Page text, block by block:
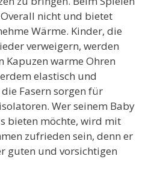
nicht und bietet
Wärme. Kinder, die
verweigern, werden
Kapuzen warme Ohren
elastisch und
Fasern sorgen für
Wer seinem Baby
bieten möchte, wird mit
zufrieden sein, denn er
guten und vorsichtigen